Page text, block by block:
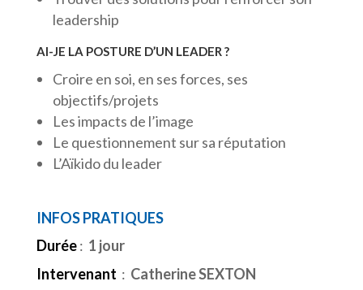
leadership
AI-JE LA POSTURE D’UN LEADER ?
Croire en soi, en ses forces, ses
objectifs/projets
Les impacts de l’image
Le questionnement sur sa réputation
L’Aïkido du leader
INFOS PRATIQUES
Durée: 1 jour
Intervenant : Catherine SEXTON